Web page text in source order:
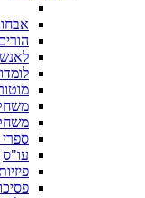
עו"ס